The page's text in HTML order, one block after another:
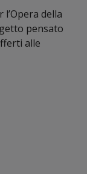
l’Opera della
pensato
alle